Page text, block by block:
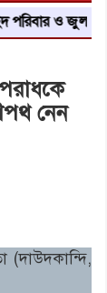
ও জুলাই
নেন